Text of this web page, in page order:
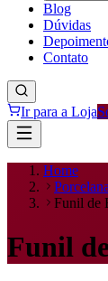
Blog
Dúvidas
Contato
Ir para a Loja
Home
Porcelana
Funil de
Funil